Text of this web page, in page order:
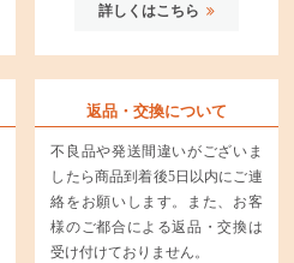
詳しくはこちら
返品・交換について
不良品や発送間違いがございま
したら商品到着後5日以内にご連
絡をお願いします。また、お客
様のご都合による返品・交換は
受け付けておりません。